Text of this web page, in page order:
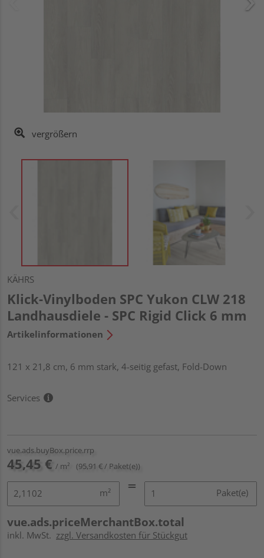
vergrößern
KÄHRS
Klick-Vinylboden SPC Yukon CLW 218
Landhausdiele - SPC Rigid Click 6 mm
Artikelinformationen
121 x 21,8 cm, 6 mm stark, 4-seitig gefast, Fold-Down
Services
vue.ads.buyBox.price.rrp
45,45 € / m² (95,91 € / Paket(e))
m² Paket(e)
vue.ads.priceMerchantBox.total
inkl. MwSt. zzgl. Versandkosten für Stückgut